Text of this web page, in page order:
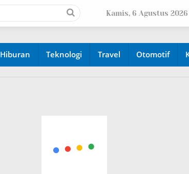
Kamis, 6 Agustus 2026
Hiburan Teknologi Travel Otomotif